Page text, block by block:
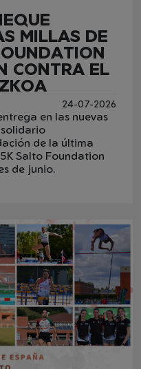
MILLAS DE
CONTRA EL
24-07-2026
en las nuevas
de la última
Salto Foundation
de junio.